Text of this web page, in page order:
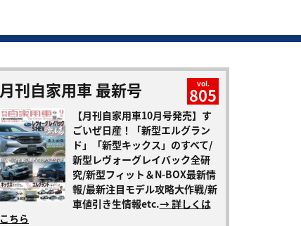
月刊自家用車 最新号 vol.
805
【月刊自家用車10月号発売】す
ごいぜ日産！「新型エルグラン
ド」「新型キックス」のすべて/
新型レヴォーグレイバック全研
究/新型フィット＆N-BOX最新情
報/最新注目モデル攻略大作戦/新
車値引き生情報etc.→ 詳しくは
こちら